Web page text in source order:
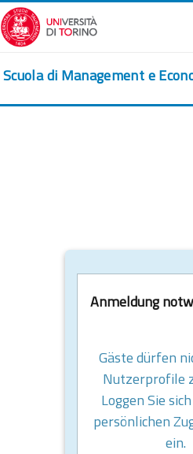
Zum Hauptinhalt
Scuola di Management e
Anmeldung
Gäste dürfen
Nutzerprofile
Loggen Sie
persönlichen
ein.